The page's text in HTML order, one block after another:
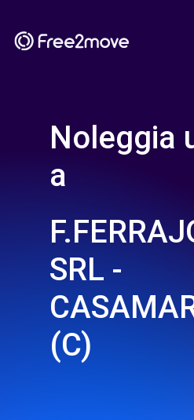
Noleggia
a
SRL -
(C)